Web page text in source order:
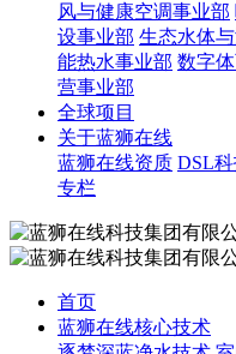
风与健康空调事业部
设事业部 生态水体
能热水事业部 数字
营事业部
全球项目
关于蓝狮在线
蓝狮在线资质 DSL科
专栏
首页
蓝狮在线核心技术